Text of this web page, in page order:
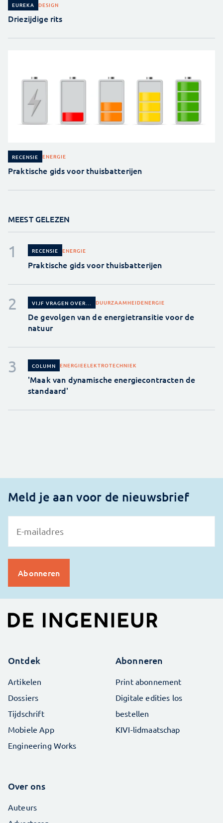
EUREKA DESIGN
Driezijdige rits
RECENSIE ENERGIE
Praktische gids voor thuisbatterijen
MEEST GELEZEN
RECENSIE ENERGIE
Praktische gids voor thuisbatterijen
VIJF VRAGEN OVER... DUURZAAMHEIDENERGIE
De gevolgen van de energietransitie voor de
natuur
COLUMN ENERGIEELEKTROTECHNIEK
'Maak van dynamische energiecontracten de
standaard'
Meld je aan voor de nieuwsbrief
Ontdek
Artikelen
Dossiers
Tijdschrift
Mobiele App
Engineering Works
Abonneren
Print abonnement
Digitale edities los
bestellen
KIVI-lidmaatschap
Over ons
Auteurs